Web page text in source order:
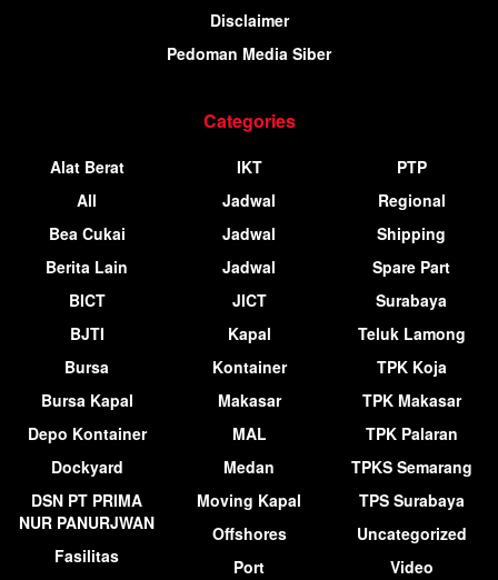
Disclaimer
Pedoman Media Siber
Categories
Alat Berat
All
Bea Cukai
Berita Lain
BICT
BJTI
Bursa
Bursa Kapal
Depo Kontainer
Dockyard
DSN PT PRIMA
NUR PANURJWAN
Fasilitas
IKT
Jadwal
Jadwal
Jadwal
JICT
Kapal
Kontainer
Makasar
MAL
Medan
Moving Kapal
Offshores
Port
PTP
Regional
Shipping
Spare Part
Surabaya
Teluk Lamong
TPK Koja
TPK Makasar
TPK Palaran
TPKS Semarang
TPS Surabaya
Uncategorized
Video